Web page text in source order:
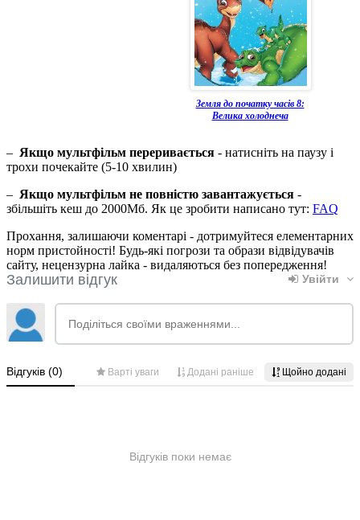
Земля до початку часів 8:
Велика холоднеча
– Якщо мультфільм переривається - натисніть на паузу і
трохи почекайте (5-10 хвилин)
– Якщо мультфільм не повністю завантажується -
збільшіть кеш до 2000Мб. Як це зробити написано тут: FAQ
Прохання, залишаючи коментарі - дотримуйтеся елементарних
норм пристойності! Будь-які погрози та образи відвідувачів
сайту, нецензурна лайка - видаляються без попередження!